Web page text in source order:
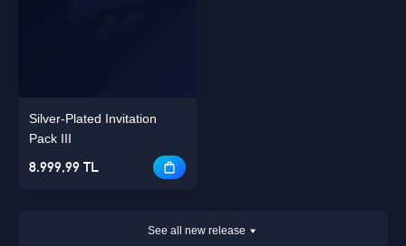
Silver-Plated Invitation
Pack III
8.999,99 TL
See all new release